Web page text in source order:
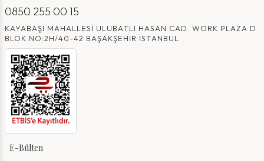
0850 255 00 15
KAYABAŞI MAHALLESI ULUBATLI HASAN CAD. WORK PLAZA D
BLOK NO:2H/40-42 BAŞAKŞEHIR İSTANBUL
E-Bülten